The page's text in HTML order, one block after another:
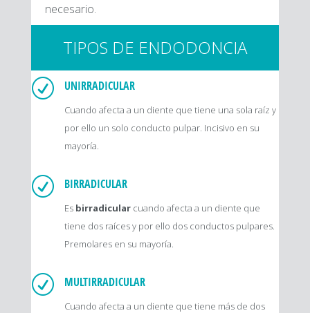
necesario.
TIPOS DE ENDODONCIA
R UNIRRADICULAR
Cuando afecta a un diente que tiene una sola raíz y
por ello un solo conducto pulpar. Incisivo en su
mayoría.
R BIRRADICULAR
Es birradicularcuando afecta a un diente que
tiene dos raíces y por ello dos conductos pulpares.
Premolares en su mayoría.
R MULTIRRADICULAR
Cuando afecta a un diente que tiene más de dos